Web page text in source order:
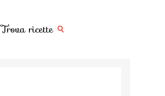
Trova ricette